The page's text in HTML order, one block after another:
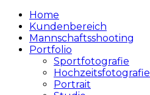
Home
Kundenbereich
Mannschaftsshooting
Portfolio
Sportfotografie
Hochzeitsfotografie
Portrait